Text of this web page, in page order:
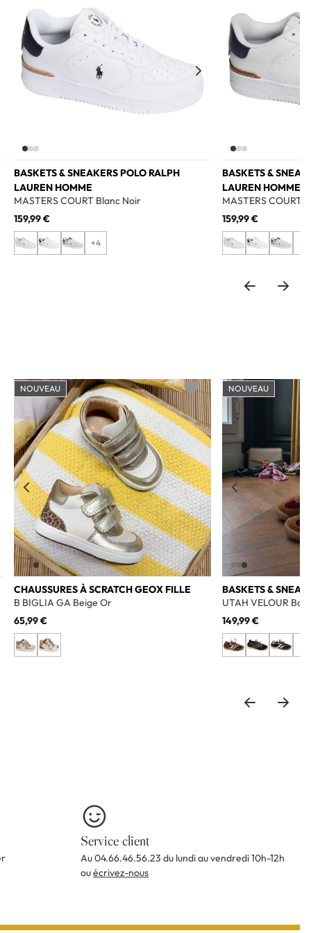
BASKETS & SNEAKERS POLO RALPH
LAUREN HOMME
MASTERS COURT Blanc Noir
159,99 €
+4
BASKETS &
LAUREN HOMME
MASTERS COURT
159,99 €
wishlist
CHAUSSURES À SCRATCH GEOX FILLE
B BIGLIA GA Beige Or
65,99 €
NOUVEAU
Add to wishlist
BASKETS &
UTAH VELOUR
149,99 €
NOUVEAU
Service client
Au 04.66.46.56.23 du lundi au vendredi 10h-12h
ouécrivez-nous